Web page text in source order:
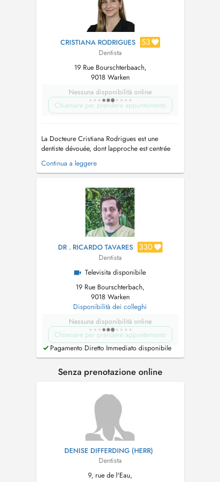
CRISTIANA RODRIGUES 53
Dentista
19 Rue Bourschterbaach,
9018 Warken
Nessuna disponibilità online
Chiamare per prendere appuntamento
La Docteure Cristiana Rodrigues est une
dentiste dévouée, dont lapproche est centrée
sur le bien-être, le confort et la confiance de
ses patients. Elle se distingue par son sens du
accorde à chaque situation, en proposant des
soins de haute qualité adapté...
Continua a leggere
DR . RICARDO TAVARES 330
Dentista
Televisita disponibile
19 Rue Bourschterbach,
9018 Warken
Disponibilità dei colleghi
Nessuna disponibilità online
Chiamare per prendere appuntamento
Pagamento Diretto Immediato disponibile
Senza prenotazione online
DENISE DIFFERDING (HERR)
Dentista
9, rue de l'Eau,